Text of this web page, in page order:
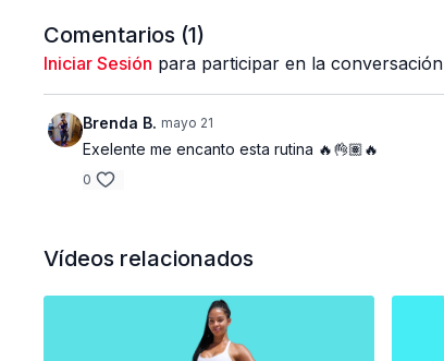
Comentarios (1)
Iniciar Sesión para participar en la conversación
Brenda B. mayo 21
Exelente me encanto esta rutina 🔥👌🏽🔥
0
Vídeos relacionados